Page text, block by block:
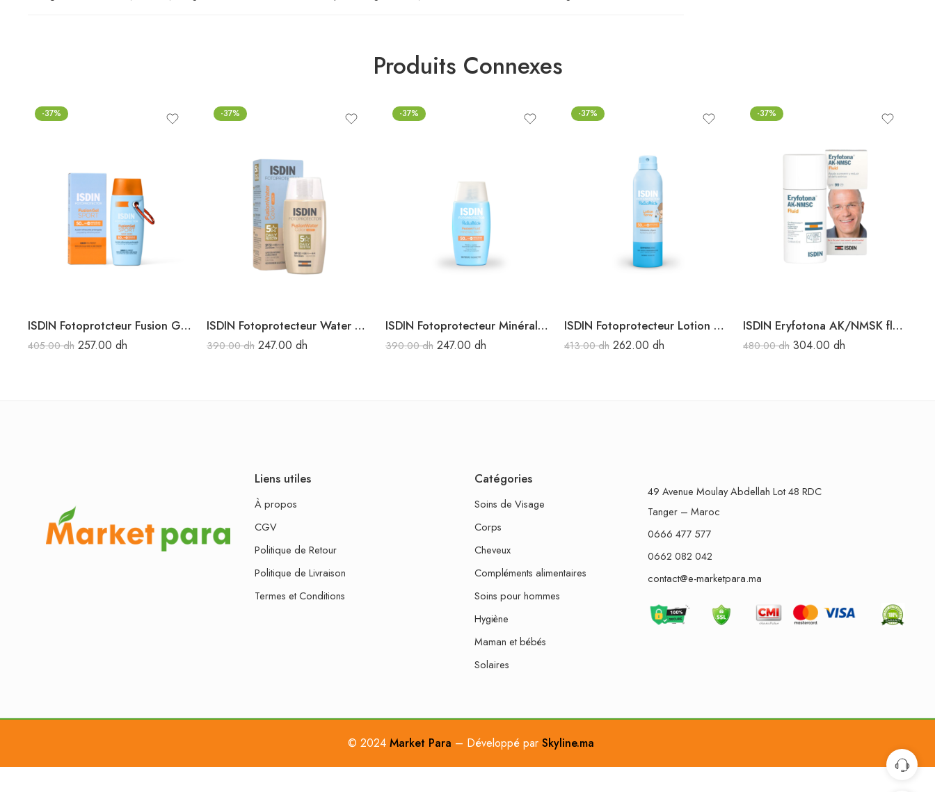
Produits Connexes
-37%
ISDIN Fotoprotcteur Fusion Gel Sport SPF50+ 100 ML
405.00dh 257.00 dh
-37%
ISDIN Fotoprotecteur Water Color Light SPF50+ 50ML
390.00dh 247.00 dh
-37%
ISDIN Fotoprotecteur Minéral bébé SPF50 50ML
390.00dh 247.00 dh
-37%
ISDIN Fotoprotecteur Lotion Spray Pédiatrique SPF 50 250ML
413.00dh 262.00 dh
-37%
ISDIN Eryfotona AK/NMSK fluide SPF 100+ 50 ml
480.00dh 304.00 dh
Liens utiles
À propos
CGV
Politique de Retour
Politique de Livraison
Termes et Conditions
Catégories
Soins de Visage
Corps
Cheveux
Compléments alimentaires
Soins pour hommes
Hygiène
Maman et bébés
Solaires
49 Avenue Moulay Abdellah Lot 48 RDC
Tanger – Maroc
0666 477 577
0662 082 042
contact@e-marketpara.ma
© 2024 Market Para – Développé par Skyline.ma